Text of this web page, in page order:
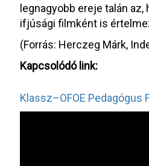
legnagyobb ereje talán
ifjúsági filmként is
(Forrás: Herczeg Márk,
Kapcsolódó link:
Klassz–OFOE